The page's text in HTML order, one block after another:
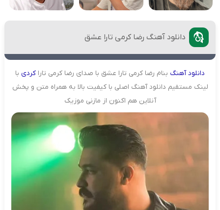
دانلود آهنگ رضا کرمی تارا عشق
دانلودآهنگ بنام رضا کرمی تارا عشق با صدای رضا کرمی تارا کردی با
لینک مستقیم دانلود آهنگ اصلی با کیفیت بالا به همراه متن و پخش
آنلاین هم اکنون از مازنی موزیک